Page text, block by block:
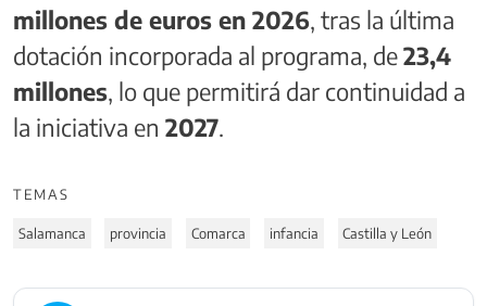
millones de euros en 2026, tras la última
dotación incorporada al programa, de23,4
millones, lo que permitirá dar continuidad a
la iniciativa en 2027.
TEMAS
Salamanca provincia Comarca infancia Castilla y León